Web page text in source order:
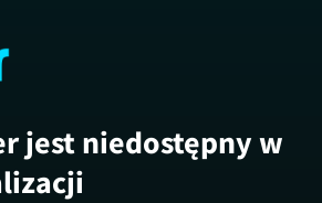
jest niedostępny w